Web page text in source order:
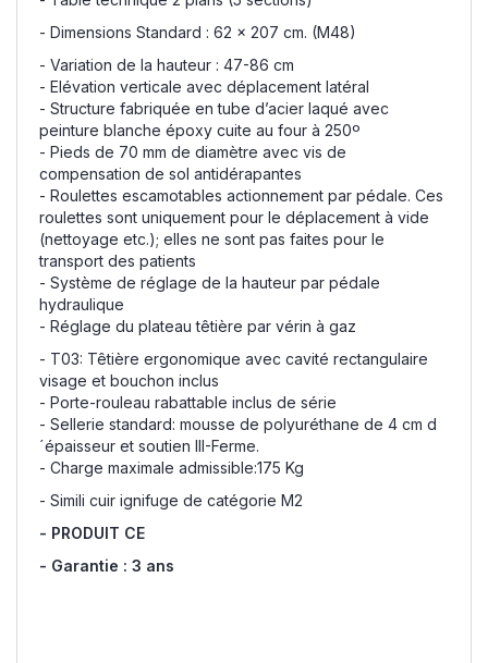
- Dimensions Standard : 62 x 207 cm. (M48)
- Variation de la hauteur : 47-86 cm
- Elévation verticale avec déplacement latéral
- Structure fabriquée en tube d’acier laqué avec
peinture blanche époxy cuite au four à 250º
- Pieds de 70 mm de diamètre avec vis de
compensation de sol antidérapantes
- Roulettes escamotables actionnement par pédale. Ces
roulettes sont uniquement pour le déplacement à vide
(nettoyage etc.); elles ne sont pas faites pour le
transport des patients
- Système de réglage de la hauteur par pédale
hydraulique
- Réglage du plateau têtière par vérin à gaz
- T03: Têtière ergonomique avec cavité rectangulaire
visage et bouchon inclus
- Porte-rouleau rabattable inclus de série
- Sellerie standard: mousse de polyuréthane de 4 cm d
´épaisseur et soutien III-Ferme.
- Charge maximale admissible:175 Kg
- Simili cuir ignifuge de catégorie M2
- PRODUIT CE
- Garantie : 3 ans